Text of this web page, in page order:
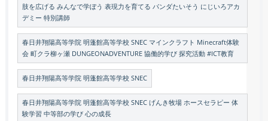
肢を広げる みんなで学ぼう 表現力を育てる パンダたいそう にじいろアカ
デミー 特別講師
春日井翔陽高等学院 明蓬館高等学校 SNEC マインクラフト Minecraft体験
会 町クラ柳ヶ瀬 DUNGEONADVENTURE 協働的学び 探究活動 #ICT教育
春日井翔陽高等学院 明蓬館高等学校 SNEC
春日井翔陽高等学院 明蓬館高等学校 SNEC げんき牧場 ホースセラピー 体
験学習 中等部の学び 心の成長